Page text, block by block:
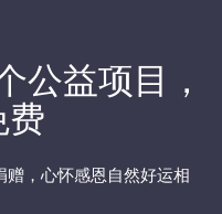
公益项目，
费
赠 ，心怀感恩自然好运相